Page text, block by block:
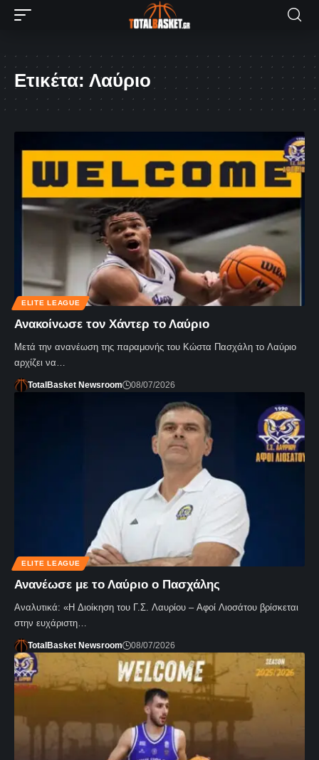
Ετικέτα: Λαύριο
ELITE LEAGUE
Ανακοίνωσε τον Χάντερ το Λαύριο
Μετά την ανανέωση της παραμονής του Κώστα Πασχάλη το Λαύριο
αρχίζει να…
TotalBasket Newsroom 08/07/2026
ELITE LEAGUE
Ανανέωσε με το Λαύριο ο Πασχάλης
Αναλυτικά: «Η Διοίκηση του Γ.Σ. Λαυρίου – Αφοί Λιοσάτου βρίσκεται
στην ευχάριστη…
TotalBasket Newsroom 08/07/2026